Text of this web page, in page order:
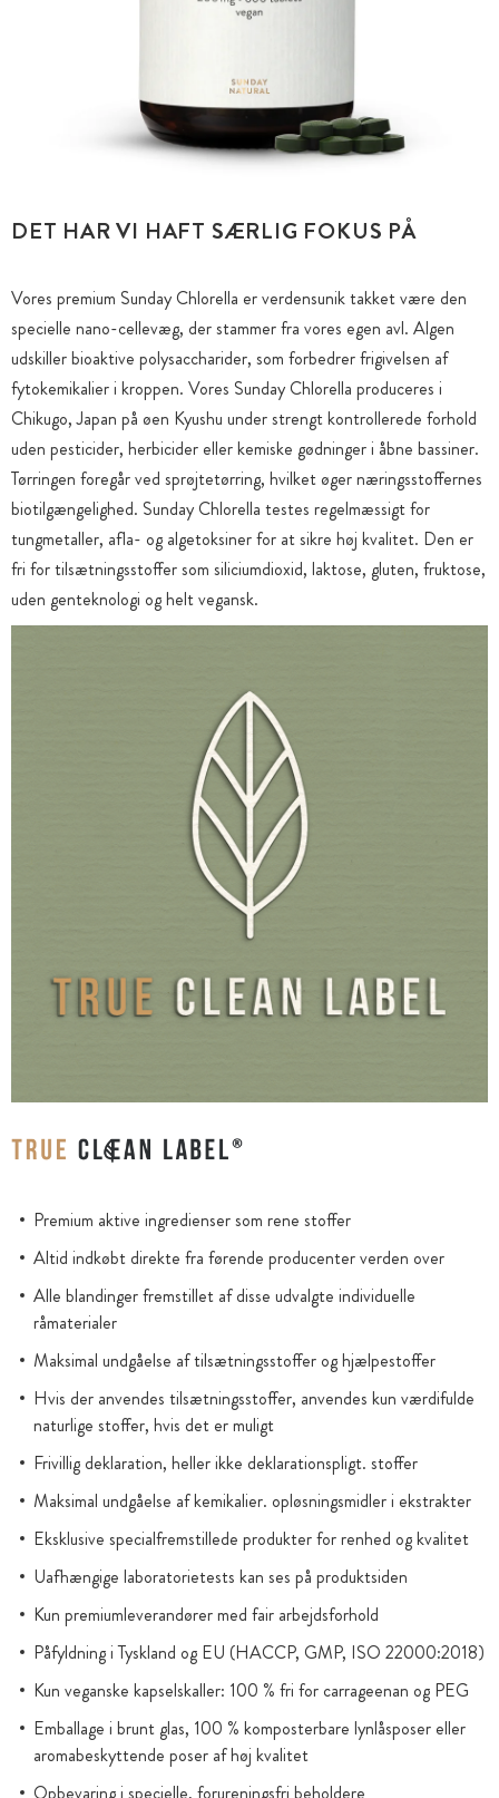
DET HAR VI HAFT SÆRLIG FOKUS PÅ
Vores premium Sunday Chlorella er verdensunik takket være den
specielle nano-cellevæg, der stammer fra vores egen avl. Algen
udskiller bioaktive polysaccharider, som forbedrer frigivelsen af
fytokemikalier i kroppen. Vores Sunday Chlorella produceres i
Chikugo, Japan på øen Kyushu under strengt kontrollerede forhold
uden pesticider, herbicider eller kemiske gødninger i åbne bassiner.
Tørringen foregår ved sprøjtetørring, hvilket øger næringsstoffernes
biotilgængelighed. Sunday Chlorella testes regelmæssigt for
tungmetaller, afla- og algetoksiner for at sikre høj kvalitet. Den er
fri for tilsætningsstoffer som siliciumdioxid, laktose, gluten, fruktose,
uden genteknologi og helt vegansk.
Premium aktive ingredienser som rene stoffer
Altid indkøbt direkte fra førende producenter verden over
Alle blandinger fremstillet af disse udvalgte individuelle
råmaterialer
Maksimal undgåelse af tilsætningsstoffer og hjælpestoffer
Hvis der anvendes tilsætningsstoffer, anvendes kun værdifulde
naturlige stoffer, hvis det er muligt
Frivillig deklaration, heller ikke deklarationspligt. stoffer
Maksimal undgåelse af kemikalier. opløsningsmidler i ekstrakter
Eksklusive specialfremstillede produkter for renhed og kvalitet
Uafhængige laboratorietests kan ses på produktsiden
Kun premiumleverandører med fair arbejdsforhold
Påfyldning i Tyskland og EU (HACCP, GMP, ISO 22000:2018)
Kun veganske kapselskaller: 100 % fri for carrageenan og PEG
Emballage i brunt glas, 100 % komposterbare lynlåsposer eller
aromabeskyttende poser af høj kvalitet